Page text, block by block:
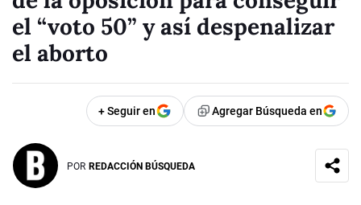
el “voto 50” y así despenalizar
el aborto
+ Seguir en Agregar Búsqueda en
POR REDACCIÓN BÚSQUEDA